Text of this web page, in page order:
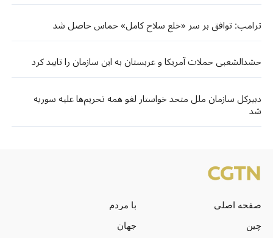
ترامپ: توافق بر سر «خلع سلاح کامل» حماس حاصل شد
حشدالشعبی حملات آمریکا و عربستان به این سازمان را تایید کرد
دبیرکل سازمان ملل متحد خواستار لغو همه تحریم‌ها علیه سوریه
شد
صفحه اصلی
با مردم
چین
جهان